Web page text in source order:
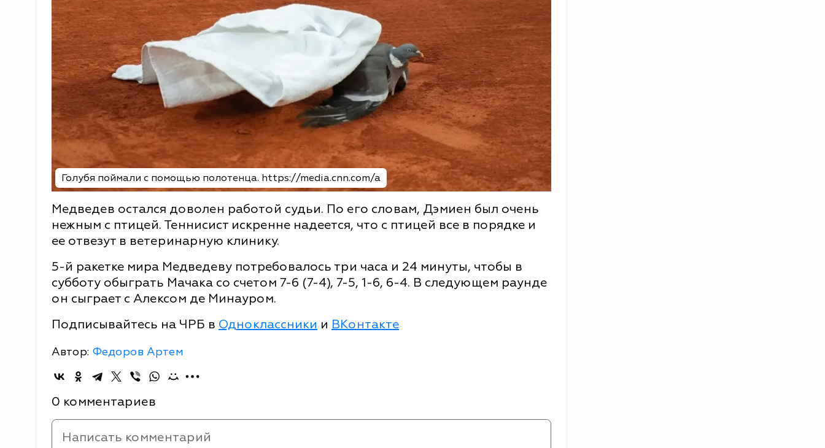
Голубя поймали с помощью полотенца. https://media.cnn.com/a
Медведев остался доволен работой судьи. По его словам, Дэмиен был очень
нежным с птицей. Теннисист искренне надеется, что с птицей все в порядке и
ее отвезут в ветеринарную клинику.
5-й ракетке мира Медведеву потребовалось три часа и 24 минуты, чтобы в
субботу обыграть Мачака со счетом 7-6 (7-4), 7-5, 1-6, 6-4. В следующем раунде
он сыграет с Алексом де Минауром.
Подписывайтесь на ЧРБ в Одноклассники и ВКонтакте
Автор: Федоров Артем
0 комментариев